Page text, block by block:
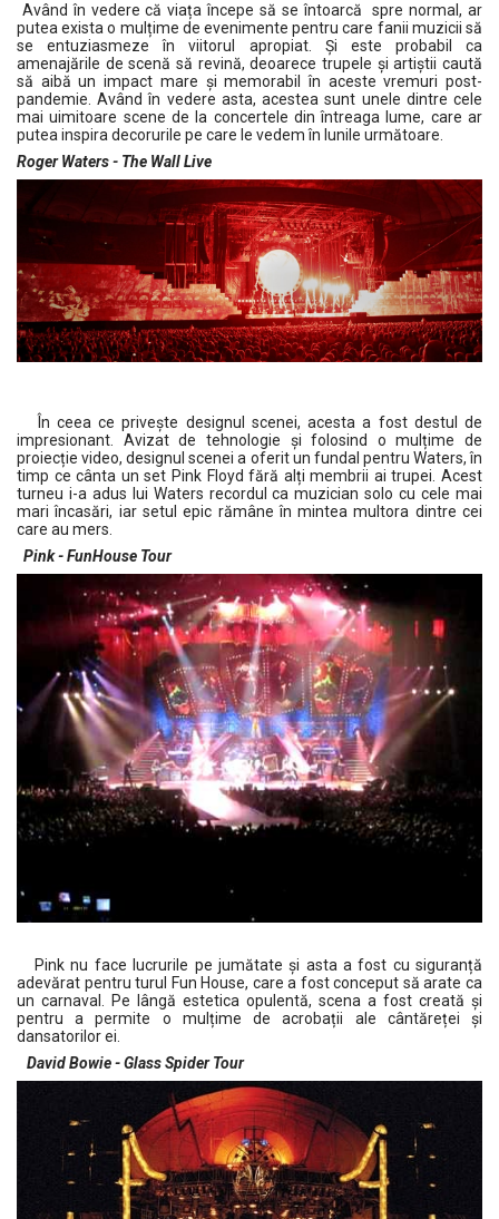
Având în vedere că viața începe să se întoarcă spre normal, ar
putea exista o mulțime de evenimente pentru care fanii muzicii să
se entuziasmeze în viitorul apropiat. Și este probabil ca
amenajările de scenă să revină, deoarece trupele și artiștii caută
să aibă un impact mare și memorabil în aceste vremuri post-
pandemie. Având în vedere asta, acestea sunt unele dintre cele
mai uimitoare scene de la concertele din întreaga lume, care ar
putea inspira decorurile pe care le vedem în lunile următoare.
Roger Waters - The Wall Live
În ceea ce privește designul scenei, acesta a fost destul de
impresionant. Avizat de tehnologie și folosind o mulțime de
proiecție video, designul scenei a oferit un fundal pentru Waters, în
timp ce cânta un set Pink Floyd fără alți membrii ai trupei. Acest
turneu i-a adus lui Waters recordul ca muzician solo cu cele mai
mari încasări, iar setul epic rămâne în mintea multora dintre cei
care au mers.
Pink - FunHouse Tour
Pink nu face lucrurile pe jumătate și asta a fost cu siguranță
adevărat pentru turul Fun House, care a fost conceput să arate ca
un carnaval. Pe lângă estetica opulentă, scena a fost creată și
pentru a permite o mulțime de acrobații ale cântăreței și
dansatorilor ei.
David Bowie - Glass Spider Tour